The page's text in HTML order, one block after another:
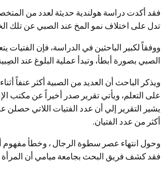
فقد أكدت دراسة هولندية حديثة لعدد من
تدل على اختلاف نمو المخ عند الصبي عن تلك
ووفقاً لكبير الباحثين في الدراسة، فإن
الصبي بصورة أبطأ، وتبدأ عملية البلوغ عند
ويذكر الباحث أن العديد من الصبية أكثر عنفاً
على التعلم، ويأتي تقرير صدر أخيراً عن مكتب
أكثر من عدد الفتيان.
وحول انتهاء عصر سطوة الرجال ،‏ وخطأ مفهوم
فقد كشف فريق البحث بجامعة ميامي أن المرأة